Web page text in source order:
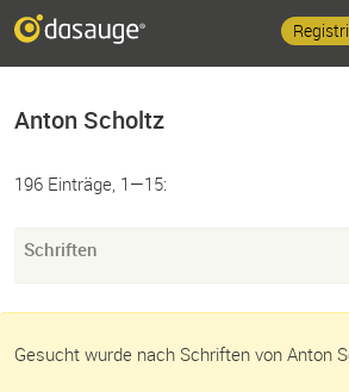
Anton Scholtz
196 Einträge, 1—15:
Schriften
Gesucht wurde nach Schriften von Anton